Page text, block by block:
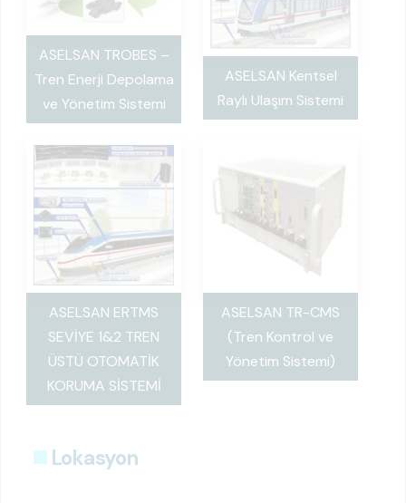
ASELSAN TROBES –
Tren Enerji Depolama
ve Yönetim Sistemi
ASELSAN Kentsel
Raylı Ulaşım Sistemi
ASELSAN ERTMS
SEVİYE 1&2 TREN
ÜSTÜ OTOMATİK
KORUMA SİSTEMİ
ASELSAN TR-CMS
(Tren Kontrol ve
Yönetim Sistemi)
Lokasyon